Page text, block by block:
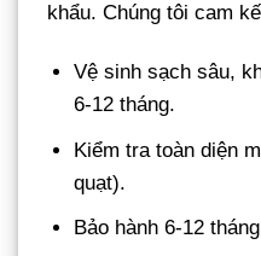
khẩu. Chúng tôi cam
Vệ sinh sạch sâu,
6-12 tháng.
Kiểm tra toàn diện
quạt).
Bảo hành 6-12